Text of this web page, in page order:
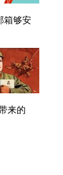
箱够安
来的